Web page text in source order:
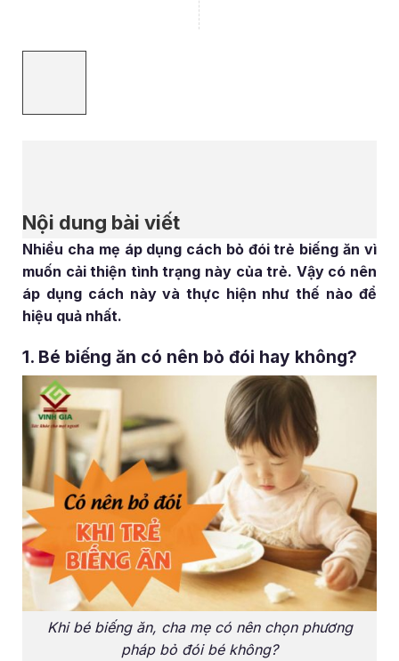
Nội dung bài viết
Nhiều cha mẹ áp dụng cách bỏ đói trẻ biếng ăn vì
muốn cải thiện tình trạng này của trẻ. Vậy có nên
áp dụng cách này và thực hiện như thế nào để
hiệu quả nhất.
1. Bé biếng ăn có nên bỏ đói hay không?
Khi bé biếng ăn, cha mẹ có nên chọn phương
pháp bỏ đói bé không?